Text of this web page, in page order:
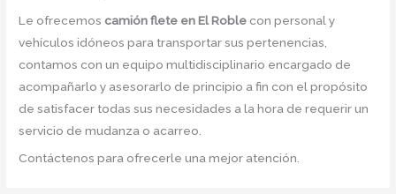
Le ofrecemos camión flete enEl Roble con personal y
vehículos idóneos para transportar sus pertenencias,
contamos con un equipo multidisciplinario encargado de
acompañarlo y asesorarlo de principio a fin con el propósito
de satisfacer todas sus necesidades a la hora de requerir un
servicio de mudanza o acarreo.
Contáctenos para ofrecerle una mejor atención.